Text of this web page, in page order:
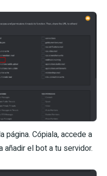
página. Cópiala, accede a
añadir el bot a tu servidor.